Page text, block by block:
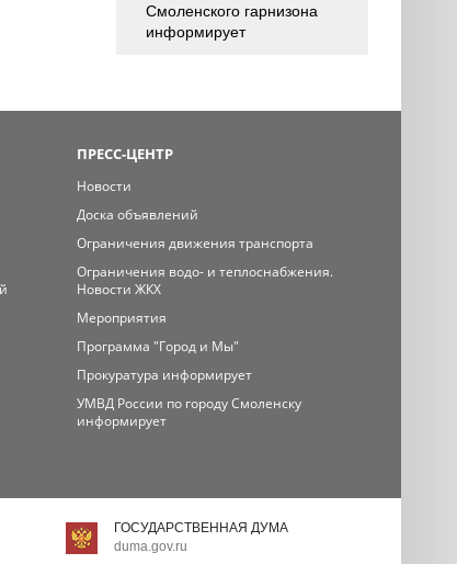
Смоленского гарнизона
информирует
ПРЕСС-ЦЕНТР
Новости
Доска объявлений
Ограничения движения транспорта
Ограничения водо- и теплоснабжения.
Новости ЖКХ
Мероприятия
Программа "Город и Мы"
Прокуратура информирует
УМВД России по городу Смоленску
информирует
ГОСУДАРСТВЕННАЯ ДУМА
duma.gov.ru